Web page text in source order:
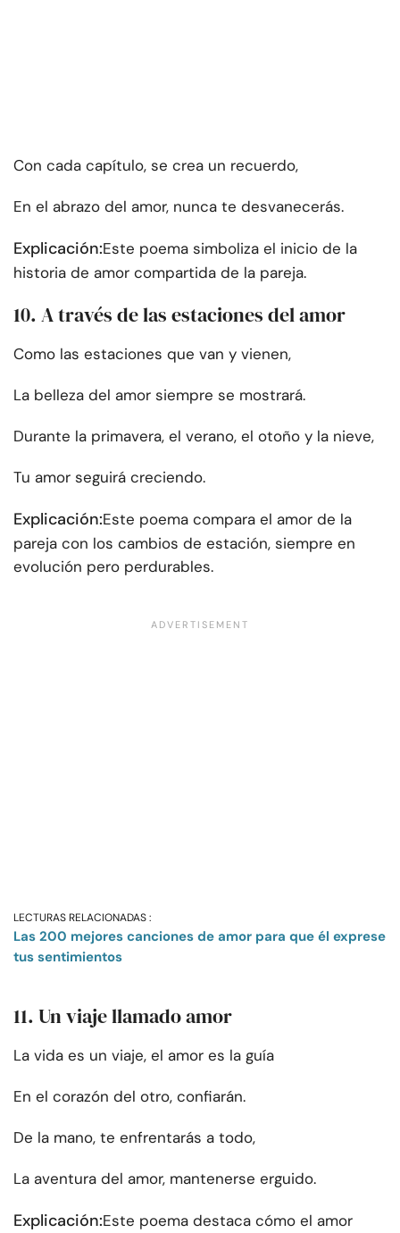
Con cada capítulo, se crea un recuerdo,
En el abrazo del amor, nunca te desvanecerás.
Explicación:Este poema simboliza el inicio de la
historia de amor compartida de la pareja.
10. A través de las estaciones del amor
Como las estaciones que van y vienen,
La belleza del amor siempre se mostrará.
Durante la primavera, el verano, el otoño y la nieve,
Tu amor seguirá creciendo.
Explicación:Este poema compara el amor de la
pareja con los cambios de estación, siempre en
evolución pero perdurables.
LECTURAS RELACIONADAS :
Las 200 mejores canciones de amor para que él exprese
tus sentimientos
11. Un viaje llamado amor
La vida es un viaje, el amor es la guía
En el corazón del otro, confiarán.
De la mano, te enfrentarás a todo,
La aventura del amor, mantenerse erguido.
Explicación:Este poema destaca cómo el amor